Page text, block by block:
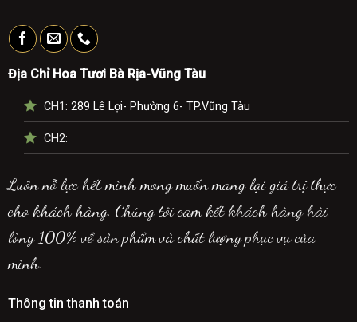
Địa Chỉ Hoa Tươi Bà Rịa-Vũng Tàu
CH1: 289 Lê Lợi- Phường 6- TP.Vũng Tàu
CH2:
Luôn nỗ lực hết mình mong muốn mang lại giá trị thực
cho khách hàng. Chúng tôi cam kết khách hàng hài
lòng 100% về sản phẩm và chất lượng phục vụ của
mình.
Thông tin thanh toán